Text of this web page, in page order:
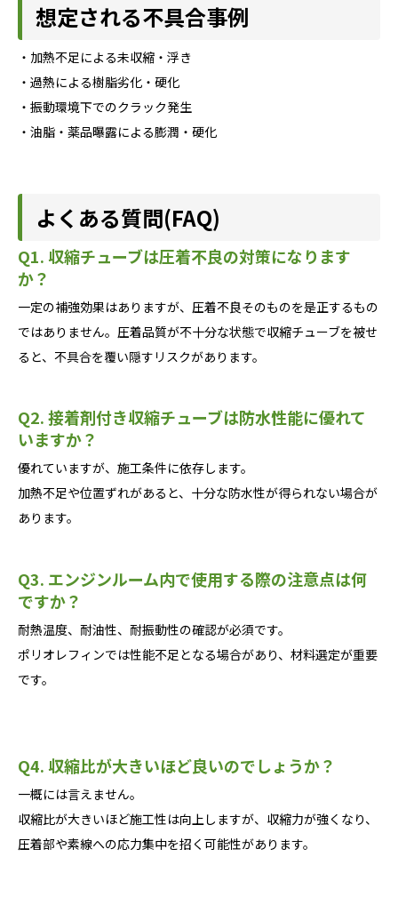
想定される不具合事例
・加熱不足による未収縮・浮き
・過熱による樹脂劣化・硬化
・振動環境下でのクラック発生
・油脂・薬品曝露による膨潤・硬化
よくある質問(FAQ)
Q1. 収縮チューブは圧着不良の対策になります
か？
一定の補強効果はありますが、圧着不良そのものを是正するもの
ではありません。圧着品質が不十分な状態で収縮チューブを被せ
ると、不具合を覆い隠すリスクがあります。
Q2. 接着剤付き収縮チューブは防水性能に優れて
いますか？
優れていますが、施工条件に依存します。
加熱不足や位置ずれがあると、十分な防水性が得られない場合が
あります。
Q3. エンジンルーム内で使用する際の注意点は何
ですか？
耐熱温度、耐油性、耐振動性の確認が必須です。
ポリオレフィンでは性能不足となる場合があり、材料選定が重要
です。
Q4. 収縮比が大きいほど良いのでしょうか？
一概には言えません。
収縮比が大きいほど施工性は向上しますが、収縮力が強くなり、
圧着部や素線への応力集中を招く可能性があります。